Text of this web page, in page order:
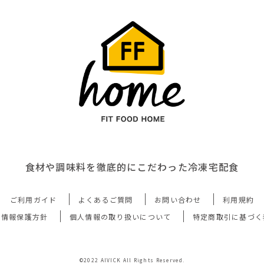
食材や調味料を徹底的にこだわった冷凍宅配食
ご利用ガイド よくあるご質問 お問い合わせ
利用規約
報保護方針
個人情報の取り扱いについて 特定商取引に基づ
©2022 AIVICK All Rights Reserved.